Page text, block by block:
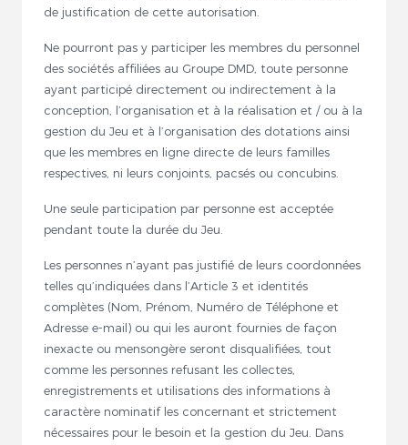
de justification de cette autorisation.
Ne pourront pas y participer les membres du personnel
des sociétés affiliées au Groupe DMD, toute personne
ayant participé directement ou indirectement à la
conception, l’organisation et à la réalisation et / ou à la
gestion du Jeu et à l’organisation des dotations ainsi
que les membres en ligne directe de leurs familles
respectives, ni leurs conjoints, pacsés ou concubins.
Une seule participation par personne est acceptée
pendant toute la durée du Jeu.
Les personnes n’ayant pas justifié de leurs coordonnées
telles qu’indiquées dans l’Article 3 et identités
complètes (Nom, Prénom, Numéro de Téléphone et
Adresse e-mail) ou qui les auront fournies de façon
inexacte ou mensongère seront disqualifiées, tout
comme les personnes refusant les collectes,
enregistrements et utilisations des informations à
caractère nominatif les concernant et strictement
nécessaires pour le besoin et la gestion du Jeu. Dans